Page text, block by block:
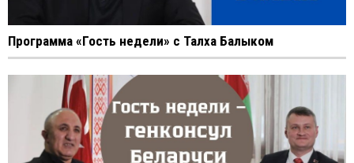
Программа «Гость недели» с Талха Балыком